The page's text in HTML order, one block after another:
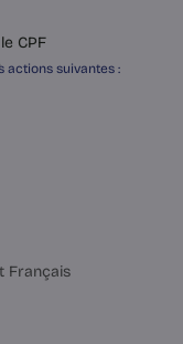
actions suivantes :
Français